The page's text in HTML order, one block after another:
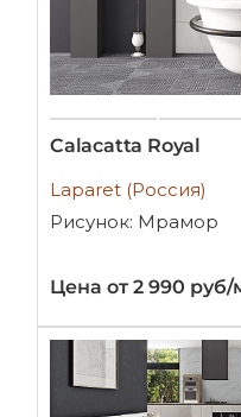
Calacatta Royal
Laparet (Россия)
Рисунок: Мрамор
Цена от 2 990 руб/